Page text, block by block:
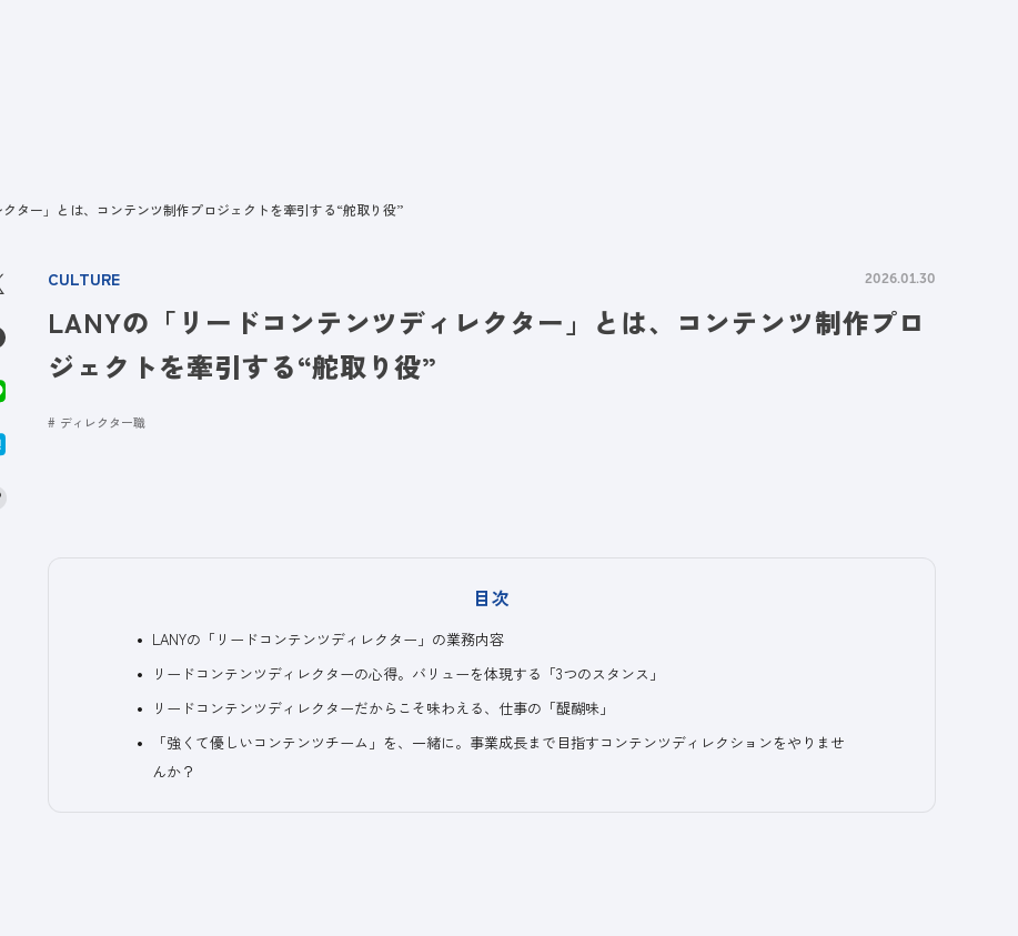
ター」とは、コンテンツ制作プロジェクトを牽引する“舵取り役”
CULTURE 2026.01.30
LANYの「リードコンテンツディレクター」とは、コンテンツ制作プロ
ジェクトを牽引する“舵取り役”
ディレクター職
目次
LANYの「リードコンテンツディレクター」の業務内容
リードコンテンツディレクターの心得。バリューを体現する「3つのスタンス」
リードコンテンツディレクターだからこそ味わえる、仕事の「醍醐味」
「強くて優しいコンテンツチーム」を、一緒に。事業成長まで目指すコンテンツディレクションをやりませ
んか？